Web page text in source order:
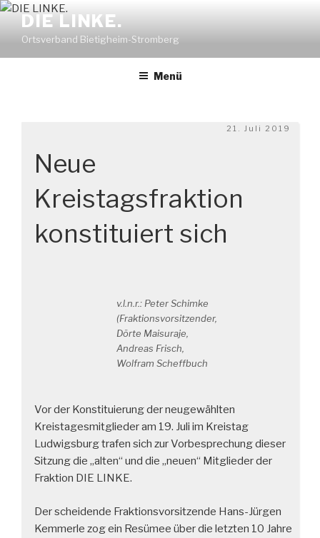
Zum
Inhalt
springen
DIE LINKE.
Ortsverband Bietigheim-Stromberg
Menü
Veröffentlicht
21. Juli 2019
Neue
Kreistagsfraktion
konstituiert sich
v.l.n.r.: Peter Schimke
(Fraktionsvorsitzender,
Dörte Maisuraje,
Andreas Frisch,
Wolfram Scheffbuch
Vor der Konstituierung der neugewählten
Kreistagesmitglieder am 19. Juli im Kreistag
Ludwigsburg trafen sich zur Vorbesprechung dieser
Sitzung die „alten“ und die „neuen“ Mitglieder der
Fraktion DIE LINKE.
Der scheidende Fraktionsvorsitzende Hans-Jürgen
Kemmerle zog ein Resümee über die letzten 10 Jahre